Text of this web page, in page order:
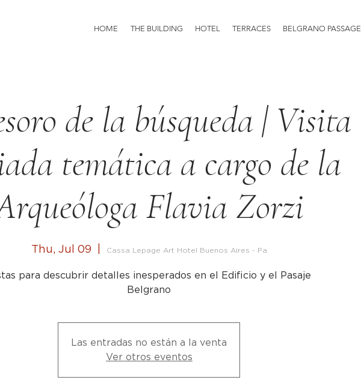
HOME THE BUILDING HOTEL TERRACES BELGRANO PASSAGE
de la búsqueda | Visita
temática a cargo de la
Flavia Zorzi
Thu, Jul 09 Cassa Lepage Art Hotel Buenos Aires - Pa
para descubrir detalles inesperados en el Edificio y el Pasaje
Belgrano
Las entradas no están a la venta
Ver otros eventos